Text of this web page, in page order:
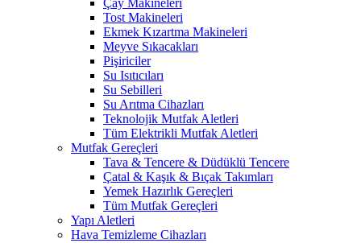
Çay Makineleri
Tost Makineleri
Ekmek Kızartma Makineleri
Meyve Sıkacakları
Pişiriciler
Su Isıtıcıları
Su Sebilleri
Su Arıtma Cihazları
Teknolojik Mutfak Aletleri
Tüm Elektrikli Mutfak Aletleri
Mutfak Gereçleri
Tava & Tencere & Düdüklü Tencere
Çatal & Kaşık & Bıçak Takımları
Yemek Hazırlık Gereçleri
Tüm Mutfak Gereçleri
Yapı Aletleri
Hava Temizleme Cihazları